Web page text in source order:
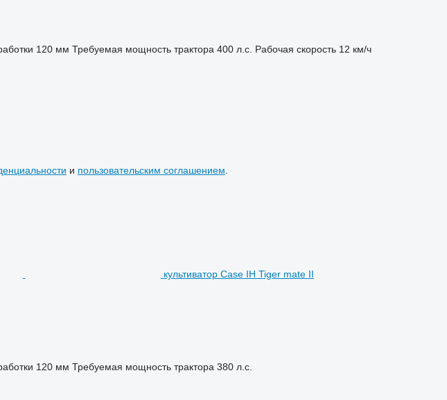
120 мм Требуемая мощность трактора 400 л.с. Рабочая скорость 12 км/ч
и пользовательским соглашением
культиватор Case IH Tiger mate II
120 мм Требуемая мощность трактора 380 л.с.